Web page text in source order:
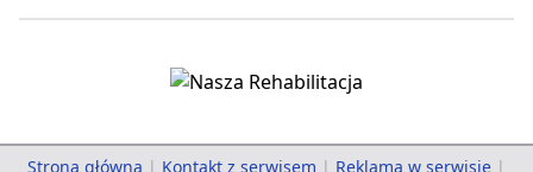
Strona główna | Kontakt z serwisem | Reklama w serwisie |